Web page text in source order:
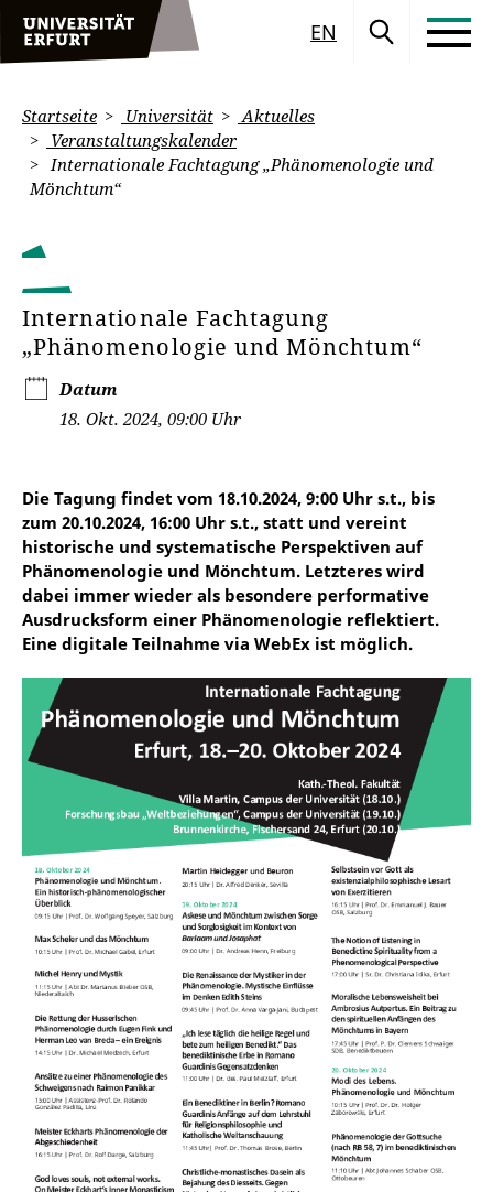
EN
Startseite Universität
Aktuelles
Veranstaltungskalender
Internationale Fachtagung „Phänomenologie und
Mönchtum“
Internationale Fachtagung
„Phänomenologie und Mönchtum“
Datum
18. Okt. 2024, 09:00 Uhr
Die Tagung findet vom 18.10.2024, 9:00 Uhr s.t., bis
zum 20.10.2024, 16:00 Uhr s.t., statt und vereint
historische und systematische Perspektiven auf
Phänomenologie und Mönchtum. Letzteres wird
dabei immer wieder als besondere performative
Ausdrucksform einer Phänomenologie reflektiert.
Eine digitale Teilnahme via WebEx ist möglich.